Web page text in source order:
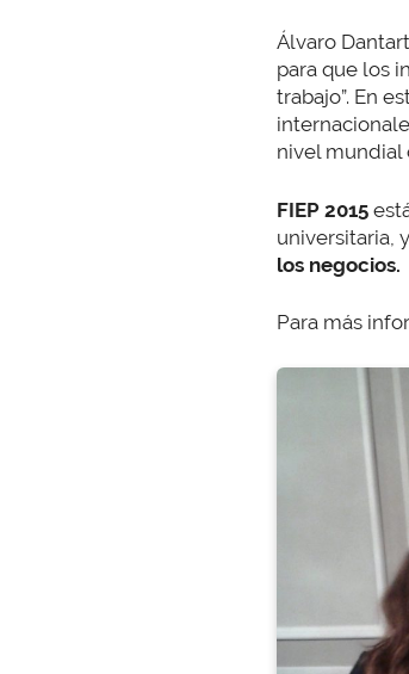
Álvaro
para que los
trabajo”. En
nivel mundial
FIEP 2015
universitaria,
los negocios.
Para más